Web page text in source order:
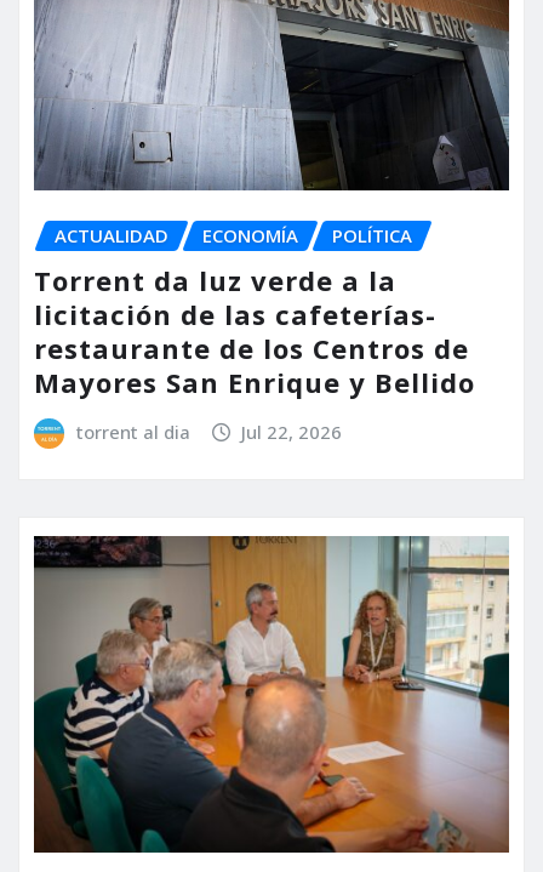
ACTUALIDAD ECONOMÍA POLÍTICA
Torrent da luz verde a la
licitación de las cafeterías-
restaurante de los Centros de
Mayores San Enrique y Bellido
torrent al dia Jul 22, 2026